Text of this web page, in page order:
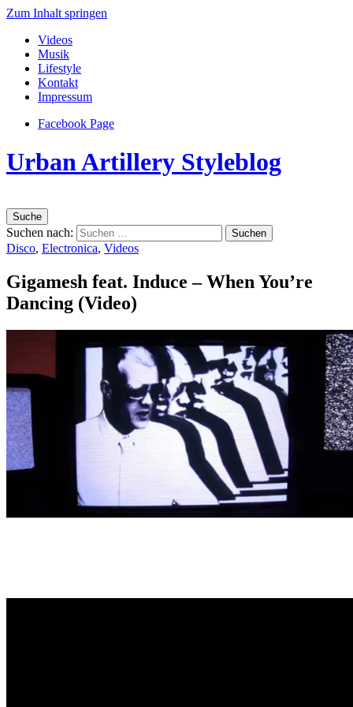
Zum Inhalt springen
Videos
Musik
Lifestyle
Kontakt
Impressum
Facebook Page
Urban Artillery Styleblog
Suche
Suchen nach:
Disco, Electronica, Videos
Gigamesh feat. Induce – When You’re
Dancing (Video)